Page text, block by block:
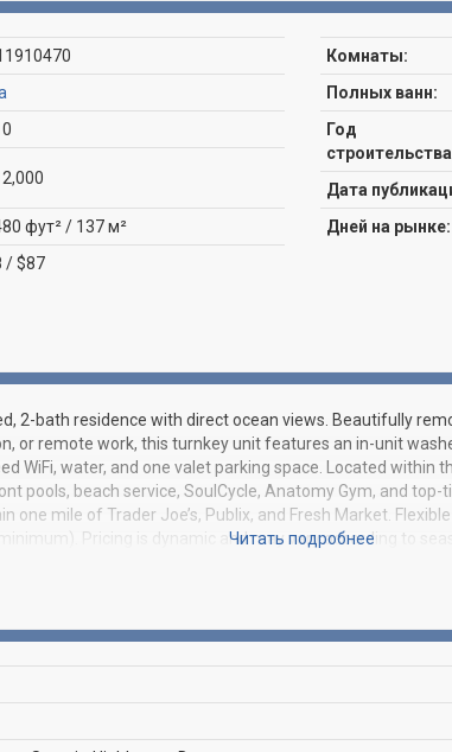
фут² / 137 м²
/ $87
Комнаты:
Полных ванн:
Год
Дата
Дней на рынке:
2-bath residence with direct ocean views. Beautifully
or remote work, this turnkey unit features an in-unit
WiFi, water, and one valet parking space. Located within
pools, beach service, SoulCycle, Anatomy Gym, and top-
one mile of Trader Joe’s, Publix, and Fresh Market.
Pricing is dynamic and may vary according to
Читать подробнее